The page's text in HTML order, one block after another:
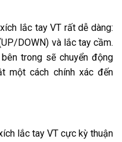
lắc tay VT rất dễ dàng:
DOWN) và lắc tay cầm.
trong sẽ chuyển động
một cách chính xác đến
lắc tay VT cực kỳ thuận